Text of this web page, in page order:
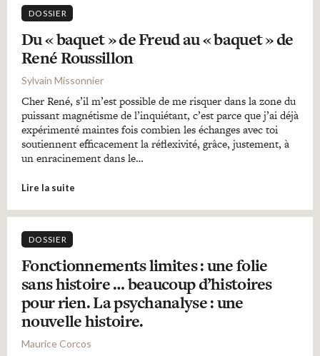
DOSSIER
Du « baquet » de Freud au « baquet » de
René Roussillon
Sylvain Missonnier
Cher René, s’il m’est possible de me risquer dans la zone du
puissant magnétisme de l’inquiétant, c’est parce que j’ai déjà
expérimenté maintes fois combien les échanges avec toi
soutiennent efficacement la réflexivité, grâce, justement, à
un enracinement dans le…
Lire la suite
DOSSIER
Fonctionnements limites : une folie
sans histoire … beaucoup d’histoires
pour rien. La psychanalyse : une
nouvelle histoire.
Maurice Corcos